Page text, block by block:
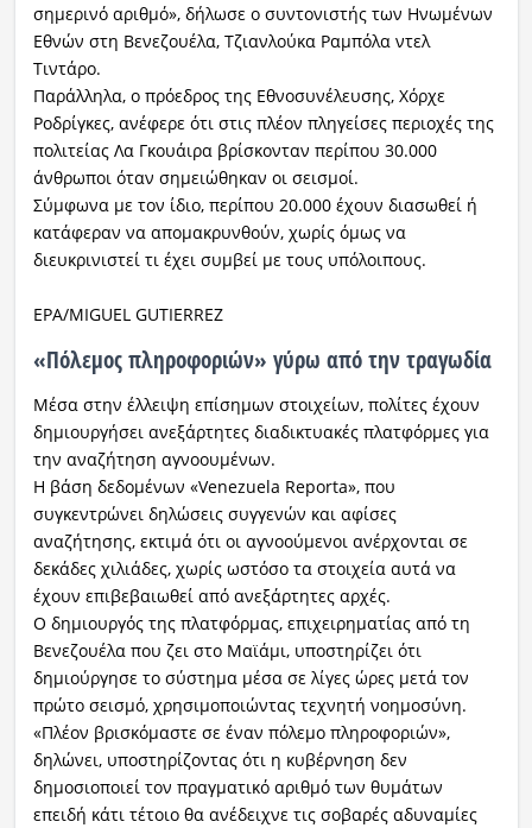
σημερινό αριθμό», δήλωσε ο συντονιστής των Ηνωμένων
Εθνών στη Βενεζουέλα, Τζιανλούκα Ραμπόλα ντελ
Τιντάρο.
Παράλληλα, ο πρόεδρος της Εθνοσυνέλευσης, Χόρχε
Ροδρίγκες, ανέφερε ότι στις πλέον πληγείσες περιοχές της
πολιτείας Λα Γκουάιρα βρίσκονταν περίπου 30.000
άνθρωποι όταν σημειώθηκαν οι σεισμοί.
Σύμφωνα με τον ίδιο, περίπου 20.000 έχουν διασωθεί ή
κατάφεραν να απομακρυνθούν, χωρίς όμως να
διευκρινιστεί τι έχει συμβεί με τους υπόλοιπους.
EPA/MIGUEL GUTIERREZ
«Πόλεμος πληροφοριών» γύρω από την τραγωδία
Μέσα στην έλλειψη επίσημων στοιχείων, πολίτες έχουν
δημιουργήσει ανεξάρτητες διαδικτυακές πλατφόρμες για
την αναζήτηση αγνοουμένων.
Η βάση δεδομένων «Venezuela Reporta», που
συγκεντρώνει δηλώσεις συγγενών και αφίσες
αναζήτησης, εκτιμά ότι οι αγνοούμενοι ανέρχονται σε
δεκάδες χιλιάδες, χωρίς ωστόσο τα στοιχεία αυτά να
έχουν επιβεβαιωθεί από ανεξάρτητες αρχές.
Ο δημιουργός της πλατφόρμας, επιχειρηματίας από τη
Βενεζουέλα που ζει στο Μαϊάμι, υποστηρίζει ότι
δημιούργησε το σύστημα μέσα σε λίγες ώρες μετά τον
πρώτο σεισμό, χρησιμοποιώντας τεχνητή νοημοσύνη.
«Πλέον βρισκόμαστε σε έναν πόλεμο πληροφοριών»,
δηλώνει, υποστηρίζοντας ότι η κυβέρνηση δεν
δημοσιοποιεί τον πραγματικό αριθμό των θυμάτων
επειδή κάτι τέτοιο θα ανέδειχνε τις σοβαρές αδυναμίες